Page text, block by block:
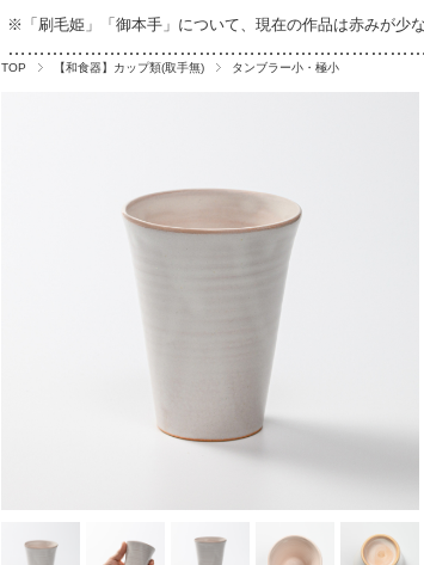
※「刷毛姫」「御本手」について、現在の作品は赤みが少
TOP 【和食器】カップ類(取手無) タンブラー小・極小